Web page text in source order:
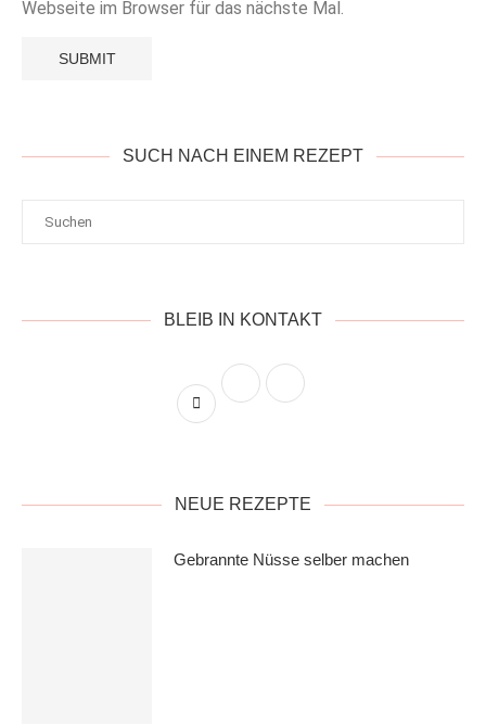
Webseite im Browser für das nächste Mal.
SUCH NACH EINEM REZEPT
BLEIB IN KONTAKT
NEUE REZEPTE
Gebrannte Nüsse selber machen